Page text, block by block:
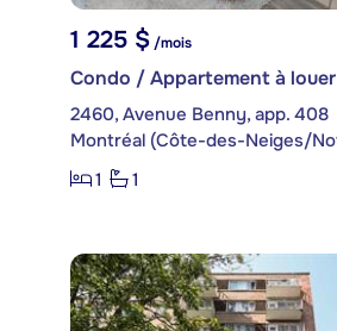
1 225 $/mois
Condo / Appartement à louer
2460, Avenue Benny, app. 408
1
1